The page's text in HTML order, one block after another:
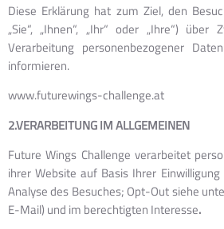
Diese Erklärung hat zum Ziel, den
„Sie“, „Ihnen“, „Ihr“ oder „Ihre“)
Verarbeitung personenbezogener
informieren.
www.futurewings-challenge.at
2.VERARBEITUNG IM ALLGEMEINEN
Future Wings Challenge verarbeitet
ihrer Website auf Basis Ihrer
Analyse des Besuches; Opt-Out siehe
E-Mail) und im berechtigten Interesse.